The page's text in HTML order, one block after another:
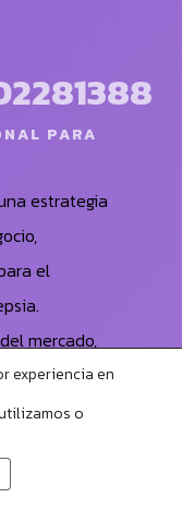
PARA
estrategia
el
mercado,
y los
consultor
experiencia en
o
al momento